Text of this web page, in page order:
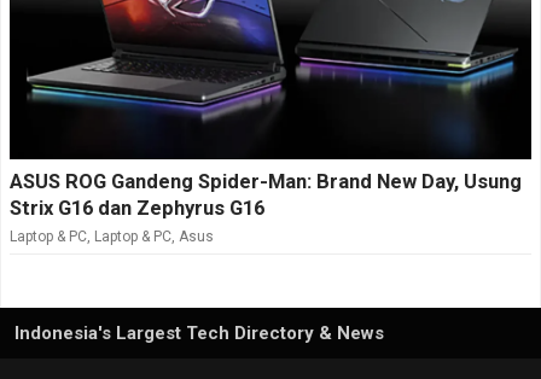
ASUS ROG Gandeng Spider-Man: Brand New Day, Usung
Strix G16 dan Zephyrus G16
Laptop & PC, Laptop & PC, Asus
Indonesia's Largest Tech Directory & News